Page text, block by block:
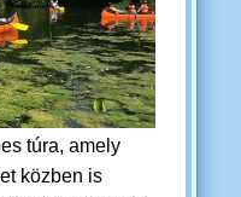
túra, amely
közben is